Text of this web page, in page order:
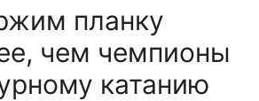
планку
чем чемпионы
катанию